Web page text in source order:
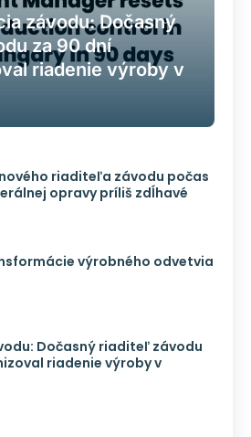
závodu: Dočasný
za 90 dní
riadenie výroby v
riaditeľa závodu počas
opravy príliš zdĺhavé
výrobného odvetvia
Dočasný riaditeľ závodu
riadenie výroby v